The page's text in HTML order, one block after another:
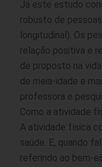
Já este estudo
robusto de
longitudinal). Os
relação positiva e
de proposto na
de meia-idade e
professora e
Como a atividade
A atividade física
saúde. E, quando
referindo ao bem-